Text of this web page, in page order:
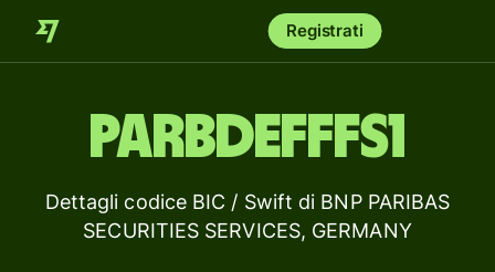
Registrati
PARBDEFFFS1
Dettagli codice BIC / Swift di BNP PARIBAS
SECURITIES SERVICES, GERMANY